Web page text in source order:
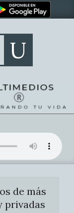
U
de más
privadas